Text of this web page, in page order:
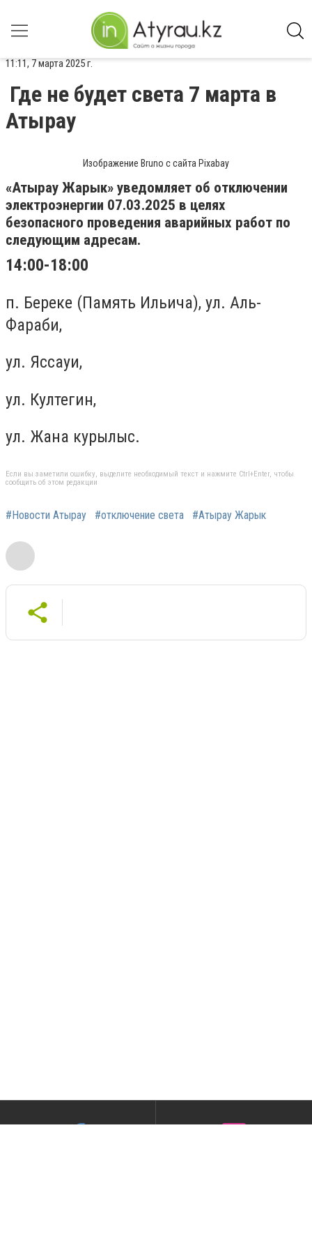
11:11, 7 марта 2025 г.
Где не будет света 7 марта в
Атырау
Изображение Bruno с сайта Pixabay
«Атырау Жарык» уведомляет об отключении
электроэнергии 07.03.2025 в целях
безопасного проведения аварийных работ по
следующим адресам.
14:00-18:00
п. Береке (Память Ильича), ул. Аль-
Фараби,
ул. Яссауи,
ул. Култегин,
ул. Жана курылыс.
Если вы заметили ошибку, выделите необходимый текст и нажмите Ctrl+Enter, чтобы
сообщить об этом редакции
#Новости Атырау #отключение света #Атырау Жарык